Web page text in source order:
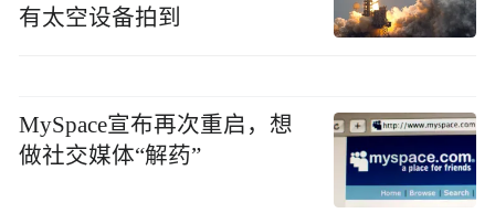
有太空设备拍到
MySpace宣布再次重启，想
做社交媒体“解药”